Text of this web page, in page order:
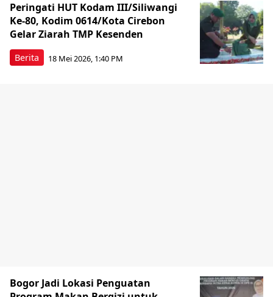
Berita
Peringati HUT Kodam III/Siliwangi
Ke-80, Kodim 0614/Kota Cirebon
Gelar Ziarah TMP Kesenden
18 Mei 2026, 1:40 PM
Bogor Jadi Lokasi Penguatan